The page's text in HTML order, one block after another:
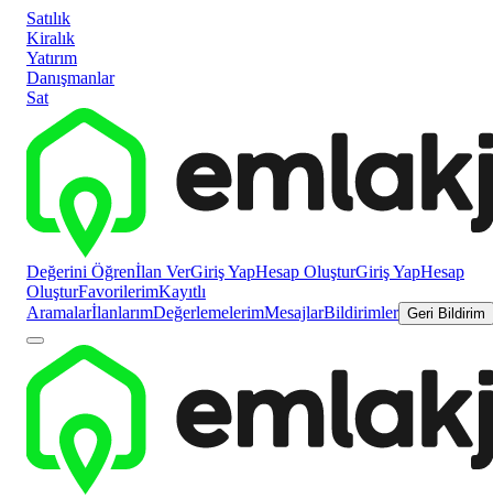
Satılık
Kiralık
Yatırım
Danışmanlar
Sat
Değerini Öğrenİlan VerGiriş YapHesap OluşturGiriş YapHesap
OluşturFavorilerimKayıtlı
AramalarİlanlarımDeğerlemelerimMesajlarBildirimler Geri Bildirim